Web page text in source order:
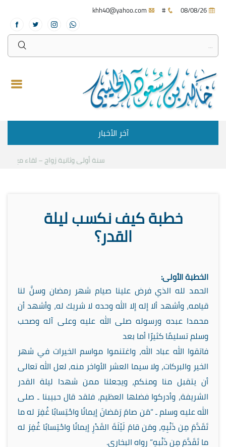
#
آخر الأخبار
سنة أولى وثانية زواج – لقاء مع د.خالد
خطبة كيف نكسب ليلة
القدر؟
الخطبة الأولى:
الحمد لله الذي فرض علينا صيام شهر رمضان وسنَّ لنا
قيامه، وأشهد ألا إله إلا الله وحده لا شريك له، وأشهد أن
محمدا عبده ورسوله صلى الله عليه وعلى آله وصحب
وسلم تسليمًا كثيرًا أما بعد
فاتقوا الله عباد الله، واغتنموا مواسم الخيرات في شهر
الخير والبركات، ولا سيما العشر الأواخر منه، لعل الله تعالى
أن يتقبل منا ومنكم، ويجعلنا ممن شهدا ليلة القدر
الشريفة، وأدركوا فضلها العظيم، فلقد قال حبيبنا ـ صلى
الله عليه وسلم ـ “مَن صامَ رَمَضانَ إيمانًا واحْتِسابًا غُفِرَ له ما
تَقَدَّمَ مِن ذَنْبِهِ، ومَن قامَ لَيْلَةَ القَدْرِ إيمانًا واحْتِسابًا غُفِرَ له
ما تَقَدَّمَ مِن ذَنْبِهِ” رواه البخاري.